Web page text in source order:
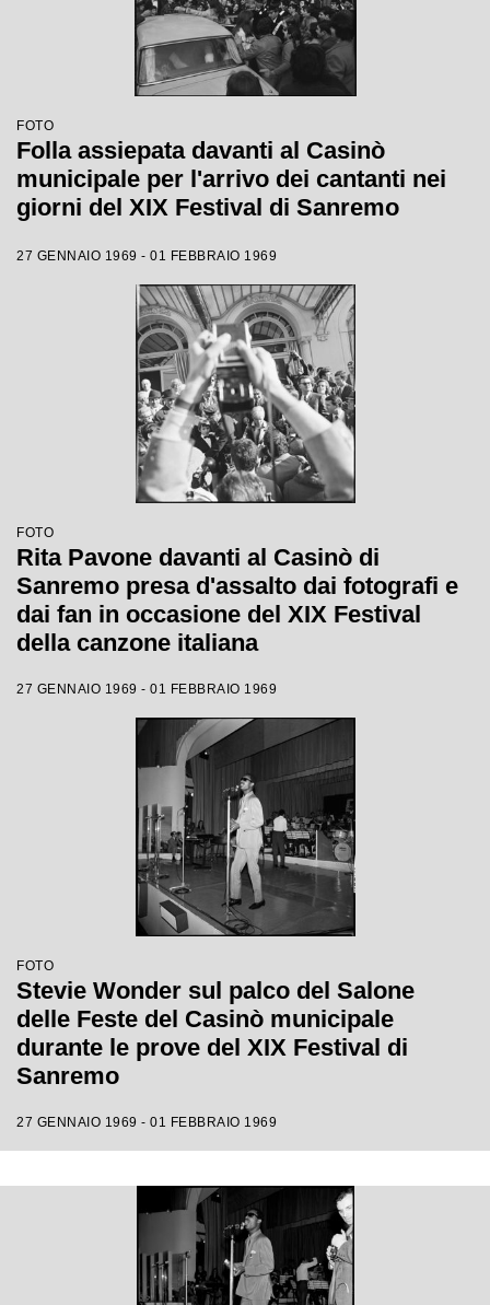
FOTO
Folla assiepata davanti al Casinò
municipale per l'arrivo dei cantanti nei
giorni del XIX Festival di Sanremo
27 GENNAIO 1969 - 01 FEBBRAIO 1969
FOTO
Rita Pavone davanti al Casinò di
Sanremo presa d'assalto dai fotografi e
dai fan in occasione del XIX Festival
della canzone italiana
27 GENNAIO 1969 - 01 FEBBRAIO 1969
FOTO
Stevie Wonder sul palco del Salone
delle Feste del Casinò municipale
durante le prove del XIX Festival di
Sanremo
27 GENNAIO 1969 - 01 FEBBRAIO 1969